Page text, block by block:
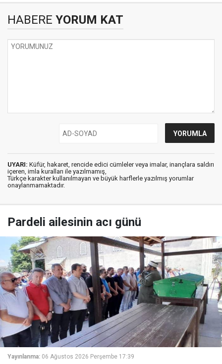
HABERE YORUM KAT
UYARI: Küfür, hakaret, rencide edici cümleler veya imalar, inançlara saldırı
içeren, imla kuralları ile yazılmamış,
Türkçe karakter kullanılmayan ve büyük harflerle yazılmış yorumlar
onaylanmamaktadır.
Pardeli ailesinin acı günü
Yayınlanma: 06 Ağustos 2026 Perşembe 17:39